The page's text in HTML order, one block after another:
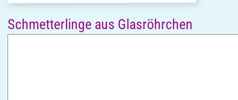
Schmetterlinge aus Glasröhrchen